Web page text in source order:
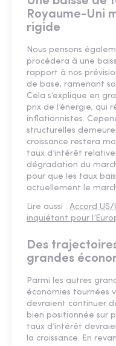
Royaume-Uni
rigide
Nous pensons
procédera à une
rapport à nos
de base, ramenant
Cela s’explique en
prix de l’énergie, qui
inflationnistes.
structurelles
croissance restera
taux d’intérêt
dégradation du
pour que les taux
actuellement le
Lire aussi : Accord
inquiétant pour
Des
grandes
Parmi les autres
économies tournées
devraient continuer
bien positionnée sur
taux d’intérêt
la croissance. En